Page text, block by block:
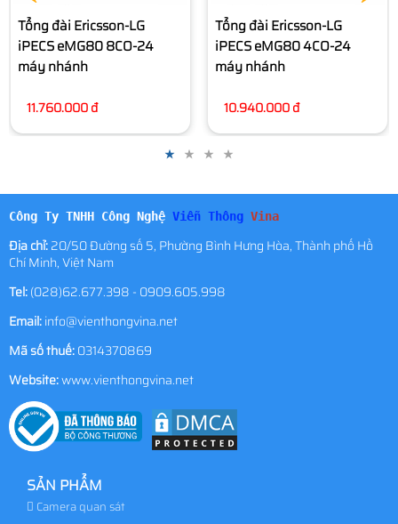
Tổng đài Ericsson-LG
iPECS eMG80 4CO-24
máy nhánh
10.940.000 đ
Khung phụ tổng đài
Ericsson-LG iPECS eMG80
EKSU
7.760.000 đ
Công Ty TNHH Công Nghệ Viễn Thông Vina
Địa chỉ:20/50 Đường số 5, Phường Bình Hưng Hòa, Thành phố Hồ
Chí Minh, Việt Nam
Tel:(028)62.677.398 - 0909.605.998
Email:info@vienthongvina.net
Mã số thuế:0314370869
Website:www.vienthongvina.net
SẢN PHẨM
Camera quan sát